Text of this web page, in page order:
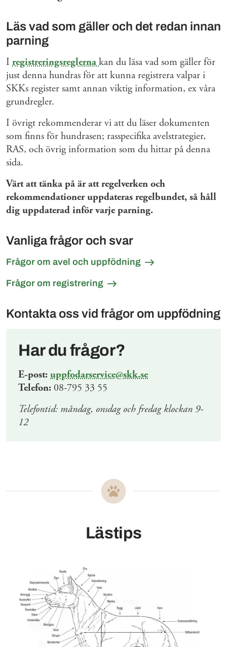
Läs vad som gäller och det redan innan
parning
I registreringsreglernakan du läsa vad som gäller för
just denna hundras för att kunna registrera valpar i
SKKs register samt annan viktig information, ex våra
grundregler.
I övrigt rekommenderar vi att du läser dokumenten
som finns för hundrasen; rasspecifika avelstrategier,
RAS, och övrig information som du hittar på denna
sida.
Värt att tänka på är att regelverken och
rekommendationer uppdateras regelbundet, så håll
dig uppdaterad inför varje parning.
Vanliga frågor och svar
Frågor om avel och uppfödning
Frågor om registrering
Kontakta oss vid frågor om uppfödning
Har du frågor?
E-post: uppfodarservice@skk.se
Telefon: 08-795 33 55
Telefontid: måndag, onsdag och fredag klockan 9-
12
Lästips